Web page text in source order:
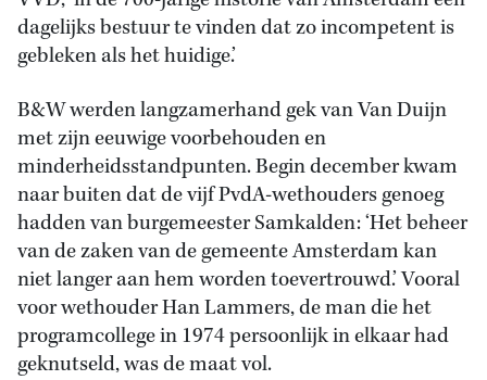
dagelijks bestuur te vinden dat zo incompetent is
gebleken als het huidige.’
B&W werden langzamerhand gek van Van Duijn
met zijn eeuwige voorbehouden en
minderheidsstandpunten. Begin december kwam
naar buiten dat de vijf PvdA-wethouders genoeg
hadden van burgemeester Samkalden: ‘Het beheer
van de zaken van de gemeente Amsterdam kan
niet langer aan hem worden toevertrouwd.’ Vooral
voor wethouder Han Lammers, de man die het
programcollege in 1974 persoonlijk in elkaar had
geknutseld, was de maat vol.